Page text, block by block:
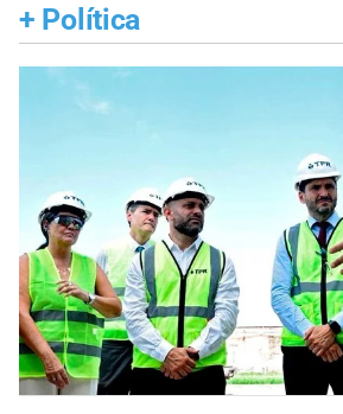
+ Política